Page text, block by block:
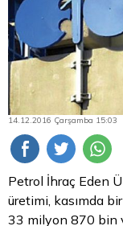
14.12.2016 Çarşamba 15:03
Petrol İhraç Eden
üretimi, kasımda
33 milyon 870 bin